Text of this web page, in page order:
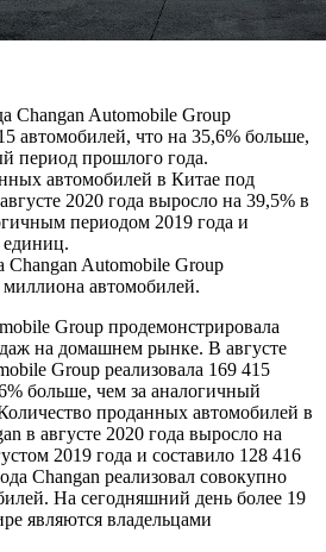
Changan Automobile Group
автомобилей, что на 35,6% больше,
период прошлого года.
автомобилей в Китае под
2020 года выросло на 39,5% в
периодом 2019 года и
единиц.
Changan Automobile Group
миллиона автомобилей.
Group продемонстрировала
на домашнем рынке. В августе
Group реализовала 169 415
больше, чем за аналогичный
проданных автомобилей в
в августе 2020 года выросло на
2019 года и составило 128 416
Changan реализовал совокупно
На сегодняшний день более 19
являются владельцами